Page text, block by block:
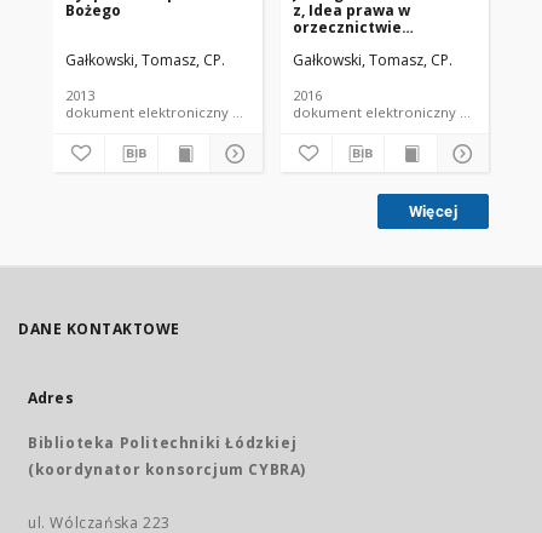
Bożego
Gałkowski, Tomasz, CP.
2013
dokument elektroniczny czasopismo
z, Idea prawa w
orzecznictwie
Konstytucyjnego,
Naukowe KUL 2007
(recenzja)
Gałkowski, Tomasz, CP.
2016
dokument elektroniczny czasopismo
Więcej
DANE KONTAKTOWE
Adres
Biblioteka Politechniki Łódzkiej
(koordynator konsorcjum CYBRA)
ul. Wólczańska 223